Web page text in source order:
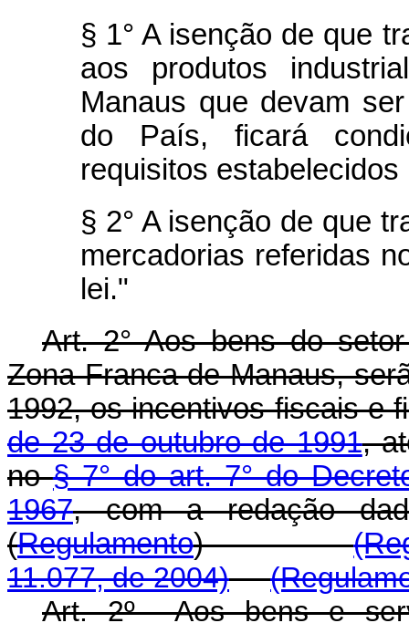
§ 1° A isenção de que
aos produtos
Manaus que devam
do País, ficará
requisitos
§ 2° A isenção de que
mercadorias referidas
lei."
Art. 2° Aos bens do
Zona Franca de Manaus,
1992, os incentivos fiscais e
de 23 de outubro de 1991,
no§ 7° do art. 7° do
1967, com a
(Regulamento)
11.077, de 2004)
Art. 2º Aos bens e